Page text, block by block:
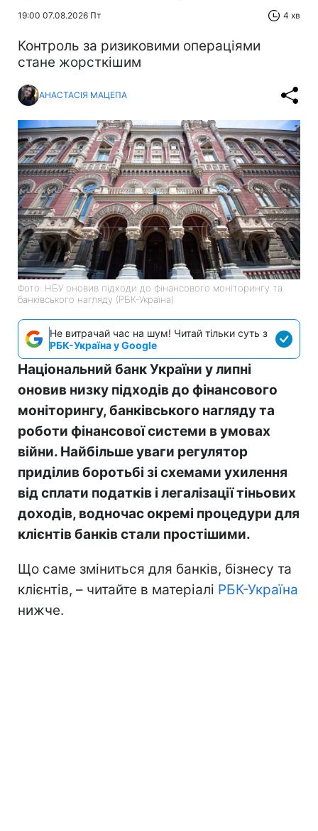
19:00 07.08.2026 Пт 4 хв
Контроль за ризиковими операціями
стане жорсткішим
АНАСТАСІЯ МАЦЕПА
Фото: НБУ оновив підходи до фінансового моніторингу та
банківського нагляду (РБК-Україна)
Не витрачай час на шум! Читай тільки суть з
РБК-Україна у Google
Національний банк України у липні
оновив низку підходів до фінансового
моніторингу, банківського нагляду та
роботи фінансової системи в умовах
війни. Найбільше уваги регулятор
приділив боротьбі зі схемами ухилення
від сплати податків і легалізації тіньових
доходів, водночас окремі процедури для
клієнтів банків стали простішими.
Що саме зміниться для банків, бізнесу та
клієнтів, – читайте в матеріалі РБК-Україна
нижче.